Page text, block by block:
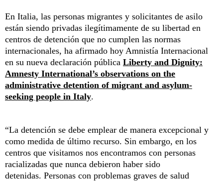
En Italia, las personas migrantes y solicitantes de asilo
están siendo privadas ilegítimamente de su libertad en
centros de detención que no cumplen las normas
internacionales, ha afirmado hoy Amnistía Internacional
en su nueva declaración pública Liberty and Dignity:
Amnesty International’s observations on the
administrative detention of migrant and asylum-
seeking people in Italy.
“La detención se debe emplear de manera excepcional y
como medida de último recurso. Sin embargo, en los
centros que visitamos nos encontramos con personas
racializadas que nunca debieron haber sido
detenidas. Personas con problemas graves de salud